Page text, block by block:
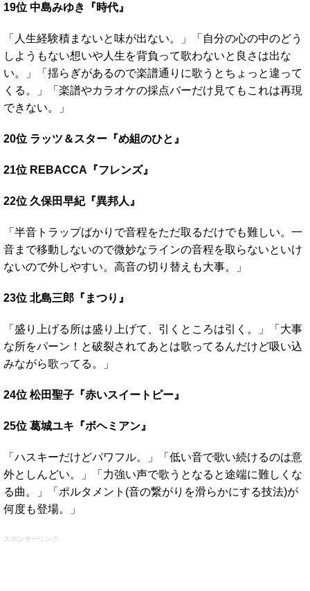
19位 中島みゆき『時代』
「人生経験積まないと味が出ない。」「自分の心の中のどう
しようもない想いや人生を背負って歌わないと良さは出な
い。」「揺らぎがあるので楽譜通りに歌うとちょっと違って
くる。」「楽譜やカラオケの採点バーだけ見てもこれは再現
できない。」
20位 ラッツ＆スター『め組のひと』
21位 REBACCA『フレンズ』
22位 久保田早紀『異邦人』
「半音トラップばかりで音程をただ取るだけでも難しい。一
音まで移動しないので微妙なラインの音程を取らないといけ
ないので外しやすい。高音の切り替えも大事。」
23位 北島三郎『まつり』
「盛り上げる所は盛り上げて、引くところは引く。」「大事
な所をパーン！と破裂されてあとは歌ってるんだけど吸い込
みながら歌ってる。」
24位 松田聖子『赤いスイートピー』
25位 葛城ユキ『ボヘミアン』
「ハスキーだけどパワフル。」「低い音で歌い続けるのは意
外としんどい。」「力強い声で歌うとなると途端に難しくな
る曲。」「ポルタメント(音の繋がりを滑らかにする技法)が
何度も登場。」
スポンサーリンク